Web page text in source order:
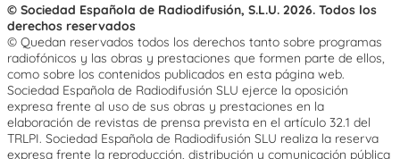
© Sociedad Española de Radiodifusión, S.L.U. 2026. Todos los
derechos reservados
© Quedan reservados todos los derechos tanto sobre programas
radiofónicos y las obras y prestaciones que formen parte de ellos,
como sobre los contenidos publicados en esta página web.
Sociedad Española de Radiodifusión SLU ejerce la oposición
expresa frente al uso de sus obras y prestaciones en la
elaboración de revistas de prensa prevista en el artículo 32.1 del
TRLPI. Sociedad Española de Radiodifusión SLU realiza la reserva
expresa frente la reproducción, distribución y comunicación pública